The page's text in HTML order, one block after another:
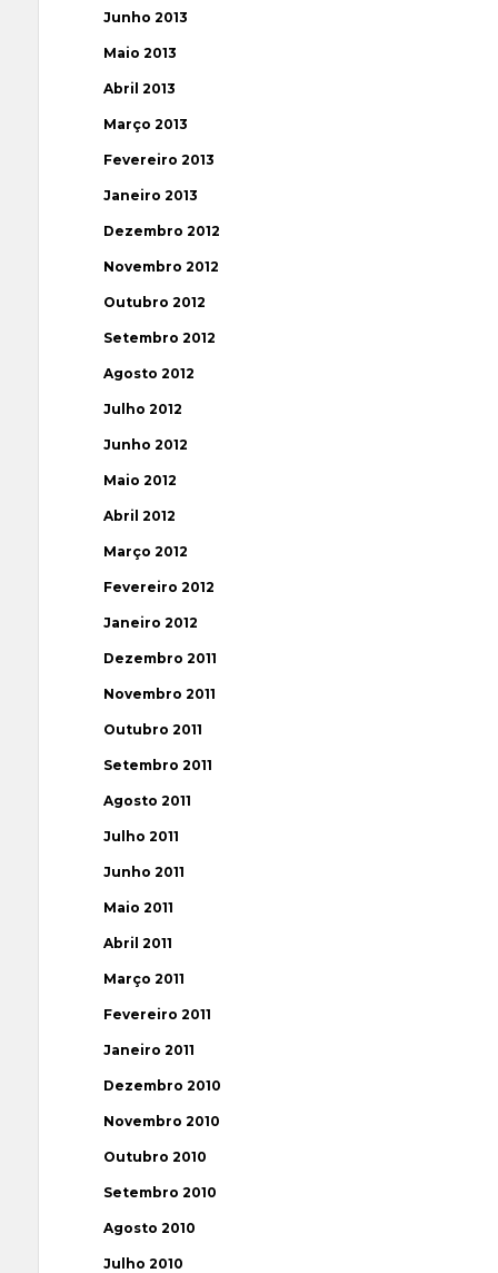
Junho 2013
Maio 2013
Abril 2013
Março 2013
Fevereiro 2013
Janeiro 2013
Dezembro 2012
Novembro 2012
Outubro 2012
Setembro 2012
Agosto 2012
Julho 2012
Junho 2012
Maio 2012
Abril 2012
Março 2012
Fevereiro 2012
Janeiro 2012
Dezembro 2011
Novembro 2011
Outubro 2011
Setembro 2011
Agosto 2011
Julho 2011
Junho 2011
Maio 2011
Abril 2011
Março 2011
Fevereiro 2011
Janeiro 2011
Dezembro 2010
Novembro 2010
Outubro 2010
Setembro 2010
Agosto 2010
Julho 2010